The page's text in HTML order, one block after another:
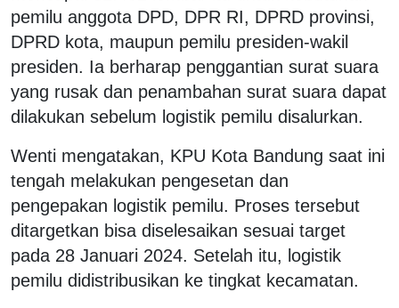
pemilu anggota DPD, DPR RI, DPRD provinsi,
DPRD kota, maupun pemilu presiden-wakil
presiden. Ia berharap penggantian surat suara
yang rusak dan penambahan surat suara dapat
dilakukan sebelum logistik pemilu disalurkan.
Wenti mengatakan, KPU Kota Bandung saat ini
tengah melakukan pengesetan dan
pengepakan logistik pemilu. Proses tersebut
ditargetkan bisa diselesaikan sesuai target
pada 28 Januari 2024. Setelah itu, logistik
pemilu didistribusikan ke tingkat kecamatan.